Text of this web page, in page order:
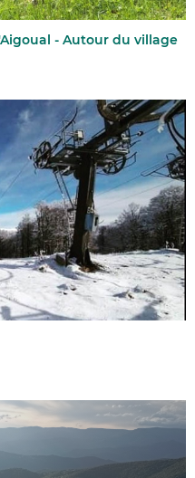
- Autour du village